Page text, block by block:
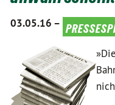
03.05.16 –